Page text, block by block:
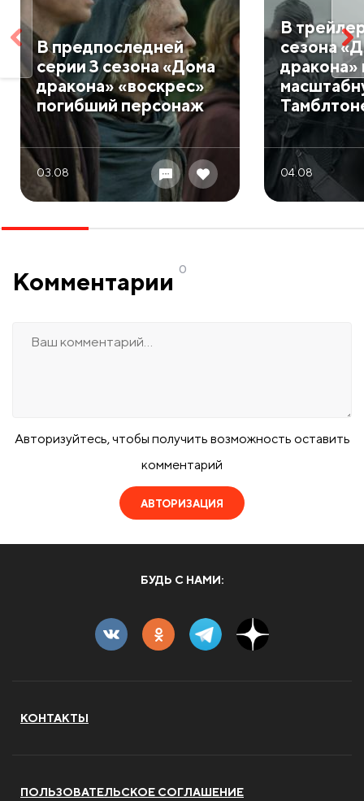
В предпоследней
серии 3 сезона «Дома
дракона» «воскрес»
погибший персонаж
03.08
В
сезона
дракона»
04.08
Комментарии 0
Авторизуйтесь, чтобы получить возможность оставить
комментарий
АВТОРИЗАЦИЯ
БУДЬ С НАМИ:
КОНТАКТЫ
ПОЛЬЗОВАТЕЛЬСКОЕ СОГЛАШЕНИЕ